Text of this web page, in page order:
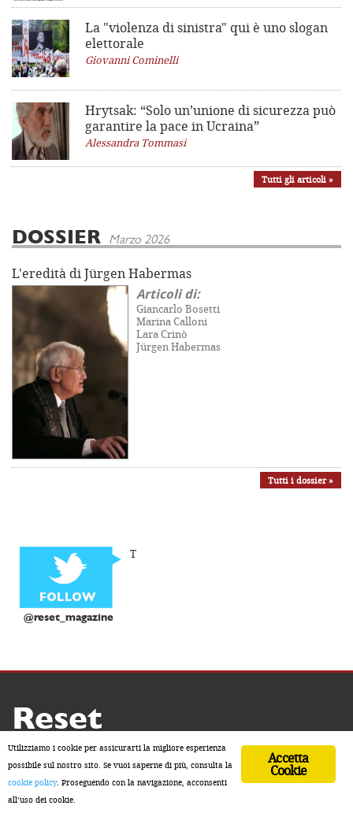
La "violenza di sinistra" qui è uno slogan
elettorale
Giovanni Cominelli
Hrytsak: “Solo un’unione di sicurezza può
garantire la pace in Ucraina”
Alessandra Tommasi
Tutti gli articoli »
DOSSIER Marzo 2026
L'eredità di Jürgen Habermas
Articoli di:
Giancarlo Bosetti
Marina Calloni
Lara Crinò
Jürgen Habermas
Tutti i dossier »
@reset_magazine
T
Reset
Accetta
Cookie
Utilizziamo i cookie per assicurarti la migliore esperienza
possibile sul nostro sito. Se vuoi saperne di più, consulta la
cookie policy. Proseguendo con la navigazione, acconsenti
all’uso dei cookie.